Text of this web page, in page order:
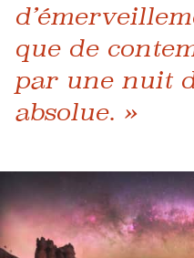
que de
par une nuit
absolue. »